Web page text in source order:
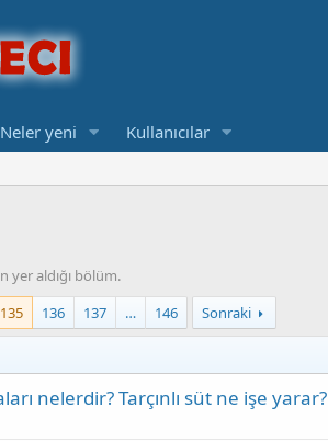
Neler yeni Kullanıcılar
yer aldığı bölüm.
135 136 137 … 146 Sonraki
nelerdir? Tarçınlı süt ne işe yarar?